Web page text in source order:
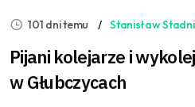
101 dni temu Stanisław
Pijani kolejarze i
w Głubczycach